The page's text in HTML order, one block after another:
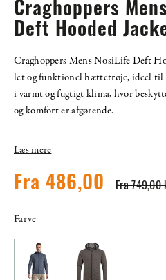
Craghoppers
Deft Hooded
Craghoppers Mens NosiLife Deft
let og funktionel hættetrøje, ideel til
i varmt og fugtigt klima, hvor
og komfort er afgørende.
Læs mere
Fra 749,00
Fra 486,00
Farve